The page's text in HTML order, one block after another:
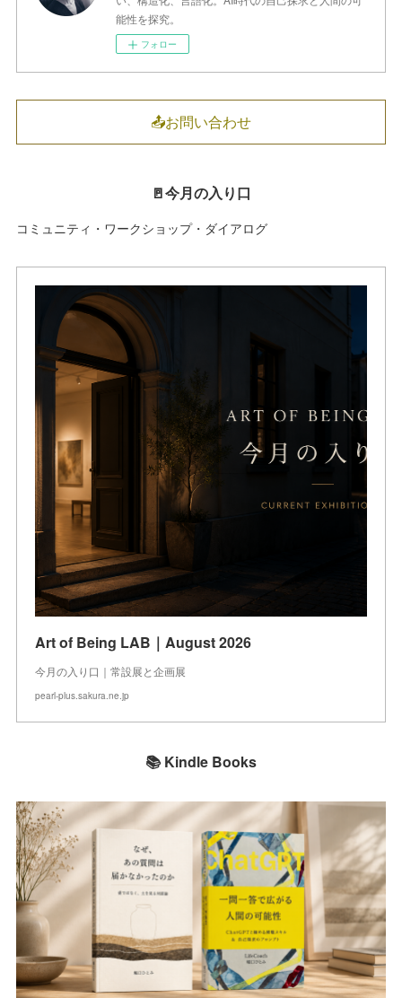
能性を探究。
フォロー
📤お問い合わせ
🚪今月の入り口
コミュニティ・ワークショップ・ダイアログ
Art of Being LAB｜August 2026
今月の入り口｜常設展と企画展
pearl-plus.sakura.ne.jp
📚 Kindle Books